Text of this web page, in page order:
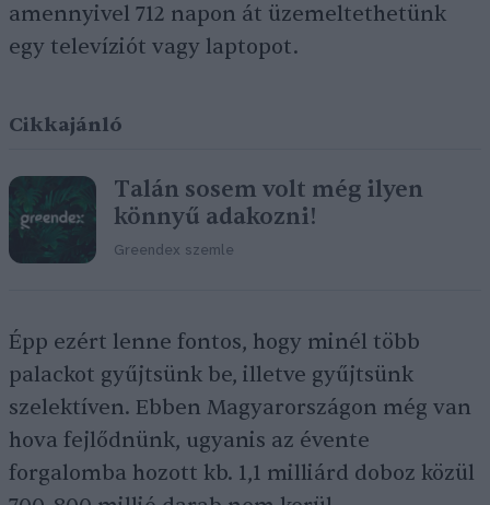
amennyivel 712 napon át üzemeltethetünk
egy televíziót vagy laptopot.
Cikkajánló
Talán sosem volt még ilyen
könnyű adakozni!
Greendex szemle
Épp ezért lenne fontos, hogy minél több
palackot gyűjtsünk be, illetve gyűjtsünk
szelektíven. Ebben Magyarországon még van
hova fejlődnünk, ugyanis az évente
forgalomba hozott kb. 1,1 milliárd doboz közül